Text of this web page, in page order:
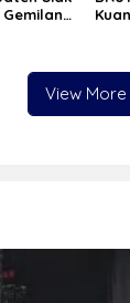
View More